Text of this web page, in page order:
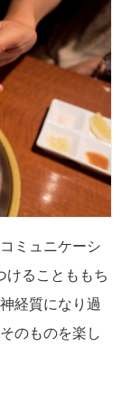
ミュニケーシ
けることももち
経質になり過
のものを楽し